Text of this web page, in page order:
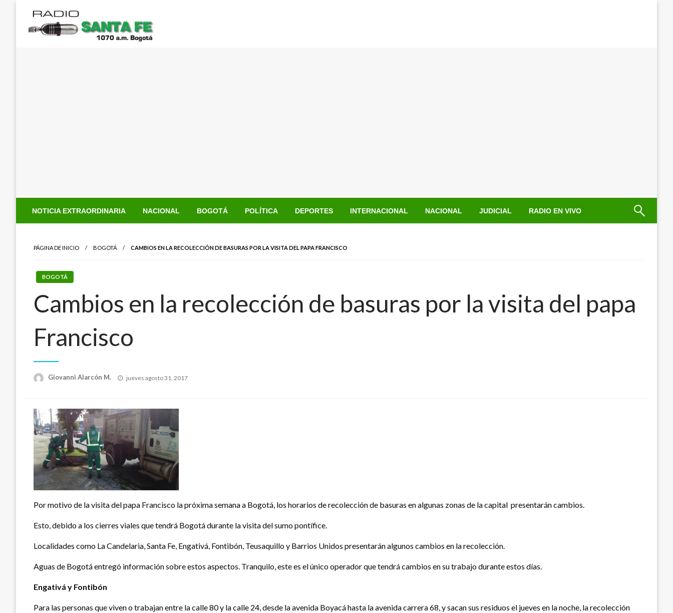
contenido
NOTICIA EXTRAORDINARIA NACIONAL BOGOTÁ POLÍTICA DEPORTES INTERNACIONAL NACIONAL JUDICIAL RADIO EN VIVO
PÁGINA DE INICIO BOGOTÁ CAMBIOS EN LA RECOLECCIÓN DE BASURAS POR LA VISITA DEL PAPA FRANCISCO
BOGOTÁ
Cambios en la recolección de basuras por la visita del papa
Francisco
Giovanni Alarcón M.
Publicado
jueves agosto 31, 2017
Por motivo de la visita del papa Francisco la próxima semana a Bogotá, los horarios de recolección de basuras en algunas zonas de la capital presentarán cambios.
Esto, debido a los cierres viales que tendrá Bogotá durante la visita del sumo pontífice.
Localidades como La Candelaria, Santa Fe, Engativá, Fontibón, Teusaquillo y Barrios Unidos presentarán algunos cambios en la recolección.
Aguas de Bogotá entregó información sobre estos aspectos. Tranquilo, este es el único operador que tendrá cambios en su trabajo durante estos días.
Engativá y Fontibón
Para las personas que viven o trabajan entre la calle 80 y la calle 24, desde la avenida Boyacá hasta la avenida carrera 68, y sacan sus residuos el jueves en la noche, la recolección